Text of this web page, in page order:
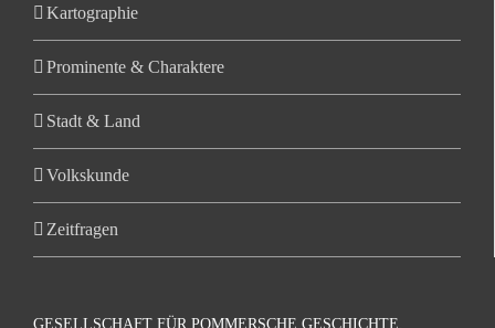
Kartographie
Prominente & Charaktere
Stadt & Land
Volkskunde
Zeitfragen
GESELLSCHAFT FÜR POMMERSCHE GESCHICHTE,